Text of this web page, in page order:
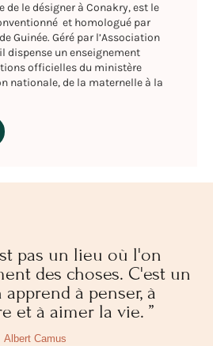
le désigner à Conakry, est le
et homologué par
Guinée. Géré par l’Association
dispense un enseignement
officielles du ministère
nationale, de la maternelle à la
pas un lieu où l'on
des choses. C'est un
à penser, à
et à aimer la vie. ”
Albert Camus